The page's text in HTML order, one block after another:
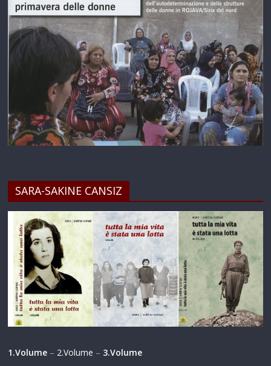
SARA-SAKINE CANSIZ
1.Volume – 2.Volume – 3.Volume